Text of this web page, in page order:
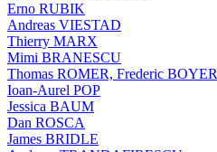
Erno RUBIK
Andreas VIESTAD
Thierry MARX
Mimi BRANESCU
Thomas ROMER, Frederic BOYER
Ioan-Aurel POP
Jessica BAUM
Dan ROSCA
James BRIDLE